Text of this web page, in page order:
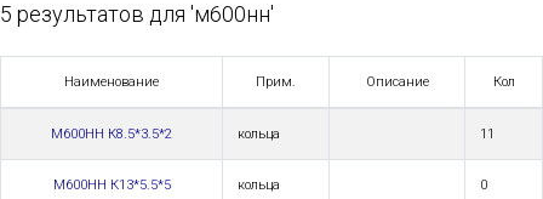
5 результатов для 'м600нн'
Наименование Прим. Описание Кол
М600НН К8.5*3.5*2 кольца 11
М600НН К13*5.5*5 кольца 0